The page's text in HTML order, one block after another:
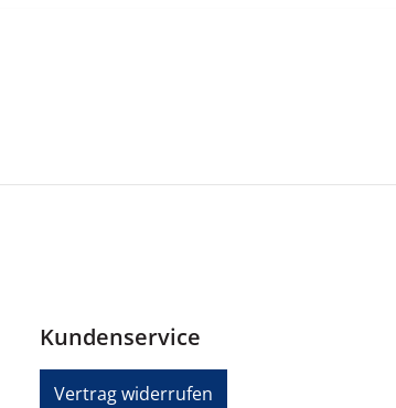
Kundenservice
Vertrag widerrufen